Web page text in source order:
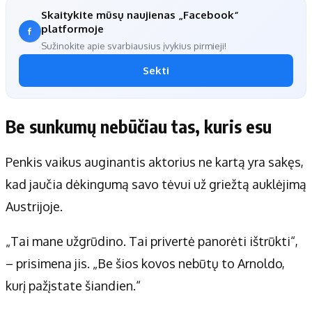
Skaitykite mūsų naujienas „Facebook“
platformoje
Sužinokite apie svarbiausius įvykius pirmieji!
Sekti
Be sunkumų nebūčiau tas, kuris esu
Penkis vaikus auginantis aktorius ne kartą yra sakęs,
kad jaučia dėkingumą savo tėvui už griežtą auklėjimą
Austrijoje.
„Tai mane užgrūdino. Tai privertė panorėti ištrūkti“,
– prisimena jis. „Be šios kovos nebūtų to Arnoldo,
kurį pažįstate šiandien.“